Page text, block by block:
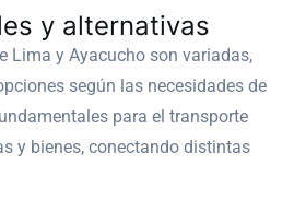
y alternativas
Lima y Ayacucho son variadas,
según las necesidades de
para el transporte
y bienes, conectando distintas